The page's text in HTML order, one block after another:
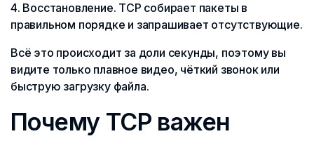
Восстановление. TCP собирает пакеты в
правильном порядке и запрашивает отсутствующие.
Всё это происходит за доли секунды, поэтому вы
видите только плавное видео, чёткий звонок или
быструю загрузку файла.
Почему TCP важен